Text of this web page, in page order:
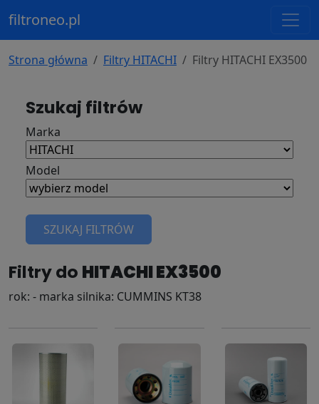
filtroneo.pl
Strona główna Filtry HITACHI Filtry HITACHI EX3500
Szukaj filtrów
Marka
Model
SZUKAJ FILTRÓW
Filtry do HITACHI EX3500
rok: - marka silnika: CUMMINS KT38